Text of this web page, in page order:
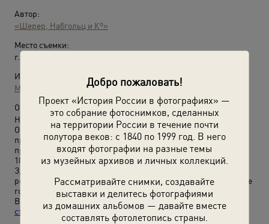
Добро пожаловать!
Проект «История России в фотографиях» —
это собрание фотоснимков, сделанных
на территории России в течение почти
полутора веков: с 1840 по 1999 год. В него
входят фотографии на разные темы
из музейных архивов и личных коллекций.
Рассматривайте снимки, создавайте
выставки и делитесь фотографиями
из домашних альбомов — давайте вместе
составлять фотолетопись страны.
Автор:
«Шерер, Набгольц и Кº»
Место съемки:
г. Москва
Источники:
МАММ / МДФ
О фотографии:
На фото – улица Пречистенка, ошибочно названная
Остоженкой. Храм Христа Спасителя был воздвигнут по
проекту архитектора Константина Тона. Строительство
продолжалось почти 44 года: храм был заложен 23 сентября
1839 года, освящен 26 мая 1883 года.
Здание храма было разрушено в разгар сталинской
реконструкции города 5 декабря 1931 года. Воссоздан в 1990-е
годы.
Выставка
«Прошлая Москва. Знакомая и неузнаваемая
столица столетней давности»с этой фотографией.